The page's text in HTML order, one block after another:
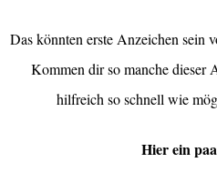
Das könnten erste Anzeichen sein
Kommen dir so manche dieser
hilfreich so schnell wie
Hier ein